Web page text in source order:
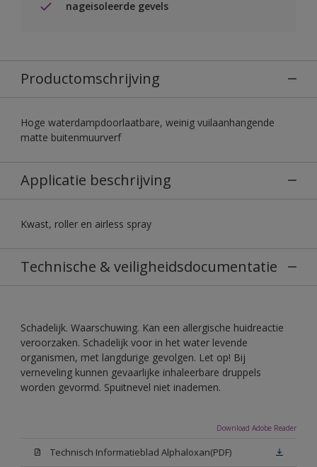
nageisoleerde gevels
Productomschrijving
Hoge waterdampdoorlaatbare, weinig vuilaanhangende
matte buitenmuurverf
Applicatie beschrijving
Kwast, roller en airless spray
Technische & veiligheidsdocumentatie
Schadelijk. Waarschuwing. Kan een allergische huidreactie
veroorzaken. Schadelijk voor in het water levende
organismen, met langdurige gevolgen. Let op! Bij
verneveling kunnen gevaarlijke inhaleerbare druppels
worden gevormd. Spuitnevel niet inademen.
Download Adobe Reader
Technisch Informatieblad Alphaloxan(PDF)